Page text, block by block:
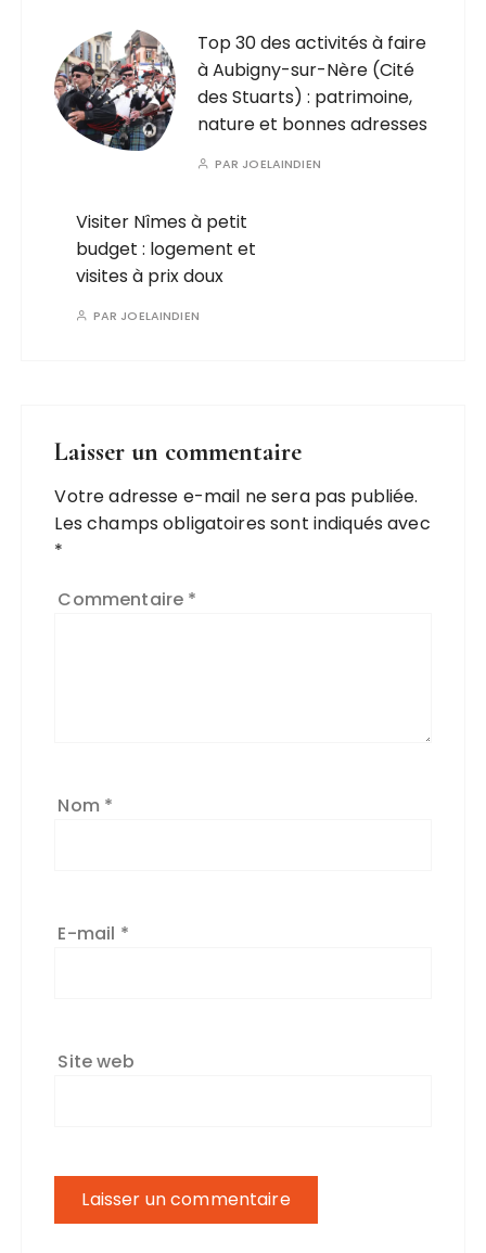
Top 30 des activités à faire
à Aubigny-sur-Nère (Cité
des Stuarts) : patrimoine,
nature et bonnes adresses
PAR JOELAINDIEN
Visiter Nîmes à petit
budget : logement et
visites à prix doux
PAR JOELAINDIEN
Laisser un commentaire
Votre adresse e-mail ne sera pas publiée.
Les champs obligatoires sont indiqués avec
*
Commentaire *
Nom *
E-mail *
Site web